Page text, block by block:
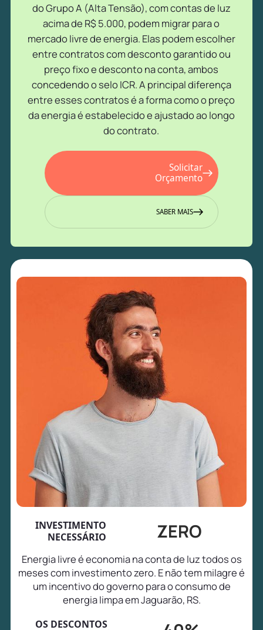
do Grupo A (Alta Tensão), com contas de luz
acima de R$ 5.000, podem migrar para o
mercado livre de energia. Elas podem escolher
entre contratos com desconto garantido ou
preço fixo e desconto na conta, ambos
concedendo o selo ICR. A principal diferença
entre esses contratos é a forma como o preço
da energia é estabelecido e ajustado ao longo
do contrato.
Solicitar
Orçamento
SABER MAIS
INVESTIMENTO
NECESSÁRIO
ZERO
Energia livre é economia na conta de luz todos os
meses com investimento zero. E não tem milagre é
um incentivo do governo para o consumo de
energia limpa em Jaguarão, RS.
OS DESCONTOS